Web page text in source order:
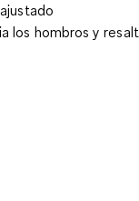
los hombros y